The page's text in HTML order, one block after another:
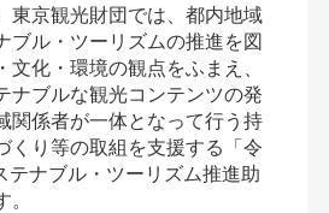
東京観光財団では、都内地域
ブル・ツーリズムの推進を図
文化・環境の観点をふまえ、
ナブルな観光コンテンツの発
関係者が一体となって行う持
くり等の取組を支援する「令
テナブル・ツーリズム推進助